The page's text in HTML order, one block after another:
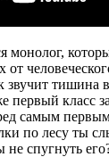
монолог,
тишина
первый класс
самым
по лесу ты
не спугнуть